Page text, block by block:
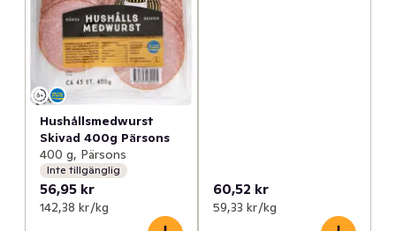
Hushållsmedwurst
Skivad 400g Pärsons
400 g, Pärsons
Inte tillgänglig
56,95 kr
142,38 kr /kg
60,52 kr
59,33 kr /kg